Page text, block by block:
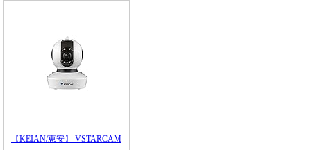
【KEIAN/恵安】 VSTARCAM